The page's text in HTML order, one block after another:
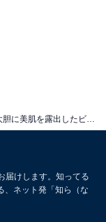
届けします。知ってる
、ネット発「知ら（な